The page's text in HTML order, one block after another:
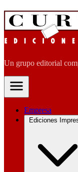
Un grupo editorial
Empresa
Ediciones